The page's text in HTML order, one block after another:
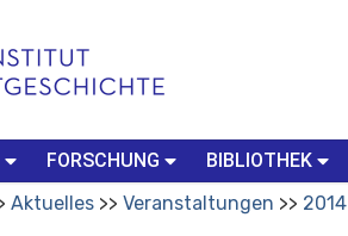
FORSCHUNG BIBLIOTHEK
Aktuelles Veranstaltungen 2014